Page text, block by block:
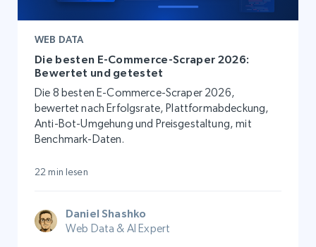
WEB DATA
Die besten E-Commerce-Scraper 2026:
Bewertet und getestet
Die 8 besten E-Commerce-Scraper 2026,
bewertet nach Erfolgsrate, Plattformabdeckung,
Anti-Bot-Umgehung und Preisgestaltung, mit
Benchmark-Daten.
22 min lesen
Daniel Shashko
Web Data & AI Expert